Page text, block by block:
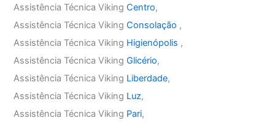
Assistência Técnica VikingCentro,
Assistência Técnica VikingConsolação ,
Assistência Técnica Viking Higienópolis ,
Assistência Técnica VikingGlicério,
Assistência Técnica Viking Liberdade,
Assistência Técnica Viking Luz,
Assistência Técnica Viking Pari,